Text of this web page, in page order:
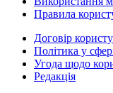
Правила
Договір
Політика у
Угода щодо
Редакція